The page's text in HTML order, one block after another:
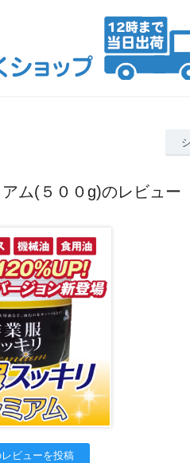
ム(５００g)のレビュー
ビューを投稿